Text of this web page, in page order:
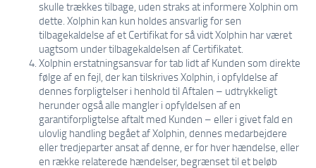
skulle trækkes tilbage, uden straks at informere Xolphin om
dette. Xolphin kan kun holdes ansvarlig for sen
tilbagekaldelse af et Certifikat for så vidt Xolphin har været
uagtsom under tilbagekaldelsen af Certifikatet.
Xolphin erstatningsansvar for tab lidt af Kunden som direkte
følge af en fejl, der kan tilskrives Xolphin, i opfyldelse af
dennes forpligtelser i henhold til Aftalen – udtrykkeligt
herunder også alle mangler i opfyldelsen af en
garantiforpligtelse aftalt med Kunden – eller i givet fald en
ulovlig handling begået af Xolphin, dennes medarbejdere
eller tredjeparter ansat af denne, er for hver hændelse, eller
en række relaterede hændelser, begrænset til et beløb